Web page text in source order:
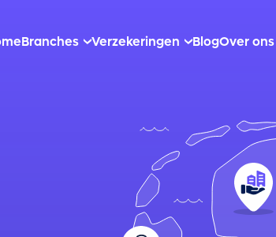
Branches Verzekeringen BlogOver ons